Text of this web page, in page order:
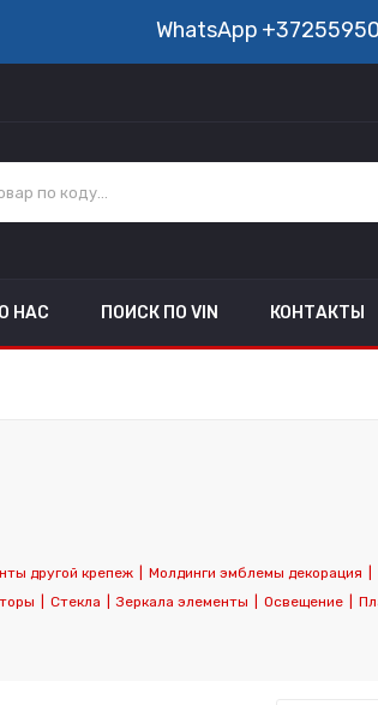
WhatsApp
О НАС ПОИСК ПО VIN КОНТАКТЫ
другой крепеж Молдинги эмблемы декорация
Стекла Зеркала элементы Освещение